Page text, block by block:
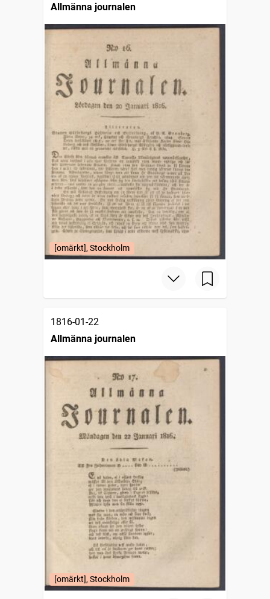
Allmänna journalen
[omärkt], Stockholm
1816-01-22
Allmänna journalen
[omärkt], Stockholm